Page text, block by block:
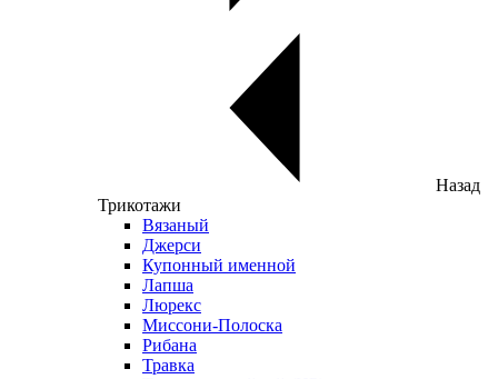
Назад
Трикотажи
Вязаный
Джерси
Купонный именной
Лапша
Люрекс
Миссони-Полоска
Рибана
Травка